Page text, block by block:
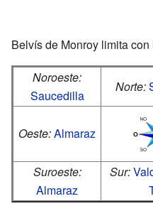
Belvís de Monroy limita
Noroeste:
Saucedilla
Norte:
Oeste:Almaraz
Suroeste:
Almaraz
Sur: